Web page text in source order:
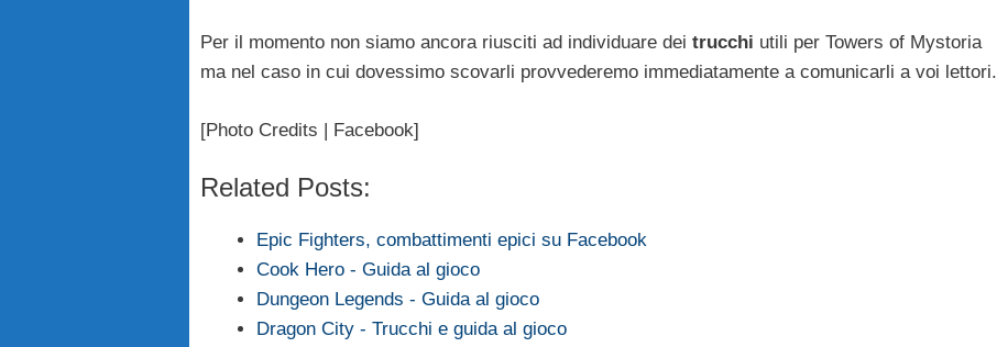
Per il momento non siamo ancora riusciti ad individuare dei trucchi utili per Towers of Mystoria
ma nel caso in cui dovessimo scovarli provvederemo immediatamente a comunicarli a voi lettori.
[Photo Credits | Facebook]
Related Posts:
Epic Fighters, combattimenti epici su Facebook
Cook Hero - Guida al gioco
Dungeon Legends - Guida al gioco
Dragon City - Trucchi e guida al gioco